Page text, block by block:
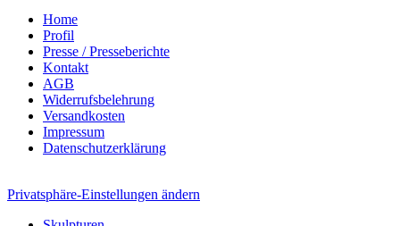
Home
Profil
Presse / Presseberichte
Kontakt
AGB
Widerrufsbelehrung
Versandkosten
Impressum
Datenschutzerklärung
Privatsphäre-Einstellungen ändern